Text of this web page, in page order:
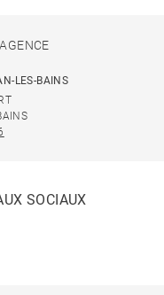
LES-BAINS
SOCIAUX